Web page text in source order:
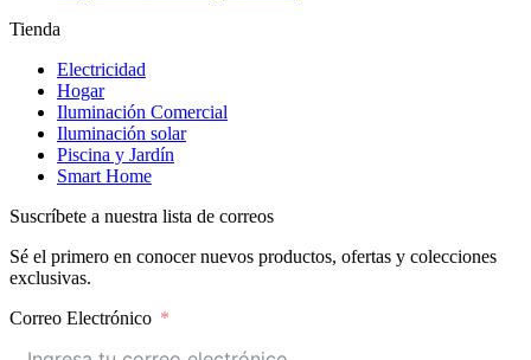
Tienda
Electricidad
Hogar
Iluminación Comercial
Iluminación solar
Piscina y Jardín
Smart Home
Suscríbete a nuestra lista de correos
Sé el primero en conocer nuevos productos, ofertas y colecciones
exclusivas.
Correo Electrónico